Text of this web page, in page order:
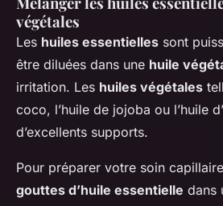
végétales
Les huiles essentielles sont
être diluées dans une huile
irritation. Les huiles végétales
coco, l’huile de jojoba ou l’huile
d’excellents supports.
Pour préparer votre soin
gouttes d’huile essentielle dans